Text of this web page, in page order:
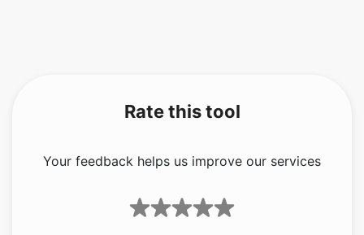
Rate this tool
Your feedback helps us improve our services